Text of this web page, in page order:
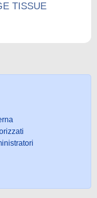
TISSUE